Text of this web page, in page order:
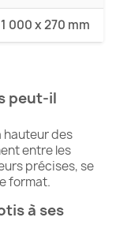
1 000 x 270 mm
peut-il
hauteur des
entre les
précises, se
format.
à ses